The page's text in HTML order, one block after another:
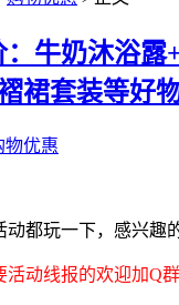
：牛奶沐浴露
裙套装等好物
物优惠
都玩一下，感兴趣
动线报的欢迎加Q群